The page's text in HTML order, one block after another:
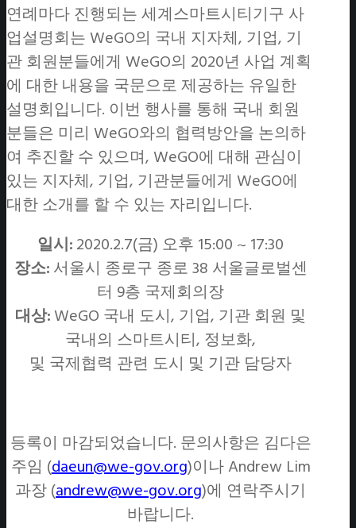
연례마다 진행되는 세계스마트시티기구 사
업설명회는 WeGO의 국내 지자체, 기업, 기
관 회원분들에게 WeGO의 2020년 사업 계획
에 대한 내용을 국문으로 제공하는 유일한
설명회입니다. 이번 행사를 통해 국내 회원
분들은 미리 WeGO와의 협력방안을 논의하
여 추진할 수 있으며, WeGO에 대해 관심이
있는 지자체, 기업, 기관분들에게 WeGO에
대한 소개를 할 수 있는 자리입니다.
일시:2020.2.7(금) 오후 15:00 ~ 17:30
장소:서울시 종로구 종로 38 서울글로벌센
터 9층 국제회의장
대상:WeGO 국내 도시, 기업, 기관 회원 및
국내의 스마트시티, 정보화,
및 국제협력 관련 도시 및 기관 담당자
등록이 마감되었습니다. 문의사항은 김다은
주임 (daeun@we-gov.org)이나 Andrew Lim
과장 (andrew@we-gov.org)에 연락주시기
바랍니다.